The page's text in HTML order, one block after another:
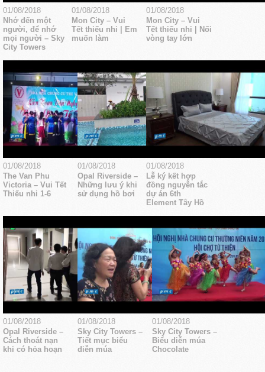
01/08/2018
Nhớ đến một
người, để nhớ
mọi người – Sky
City Towers
01/08/2018
Mon City – Vui
Tết thiếu nhi | Em
muốn làm
01/08/2018
Mon City – Vui
Tết thiếu nhi | Nối
vòng tay lớn
01/08/2018
The Van Phu
Victoria – Vui Tết
Thiếu nhi 1-6
01/08/2018
Opal Riverside –
Những lưu ý khi
sử dụng hồ bơi
01/08/2018
Lễ ký kết hợp
đồng nguyễn tắc
dự án 6th
Element Tây Hồ
01/08/2018
Opal Riverside –
Cách thoát nạn
khi có hỏa hoạn
01/08/2018
Sky City Towers –
Tiết mục biểu
diễn múa
01/08/2018
Sky City Towers –
Biểu diễn múa
Chocolate